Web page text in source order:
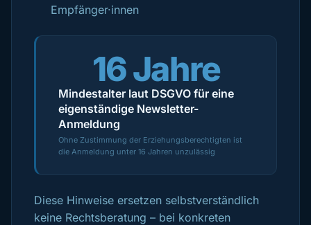
Empfänger·innen
16 Jahre
Mindestalter laut DSGVO für eine
eigenständige Newsletter-
Anmeldung
Ohne Zustimmung der Erziehungsberechtigten ist
die Anmeldung unter 16 Jahren unzulässig
Diese Hinweise ersetzen selbstverständlich
keine Rechtsberatung – bei konkreten